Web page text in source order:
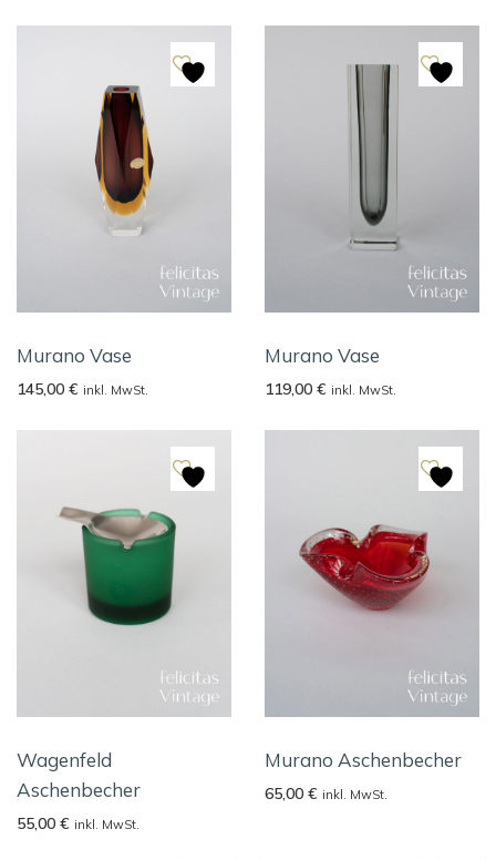
Murano Vase
145,00 € inkl. MwSt.
Murano Vase
119,00 € inkl. MwSt.
Wagenfeld
Aschenbecher
55,00 € inkl. MwSt.
Murano Aschenbecher
65,00 € inkl. MwSt.